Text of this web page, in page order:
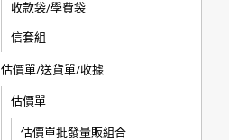
收款袋/學費袋
信套組
估價單/送貨單/收據
估價單
估價單批發量販組合